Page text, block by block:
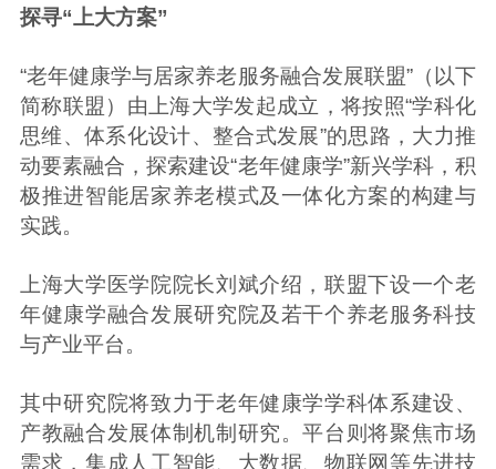
探寻“上大方案”
“老年健康学与居家养老服务融合发展联盟”（以下
简称联盟）由上海大学发起成立，将按照“学科化
思维、体系化设计、整合式发展”的思路，大力推
动要素融合，探索建设“老年健康学”新兴学科，积
极推进智能居家养老模式及一体化方案的构建与
实践。
上海大学医学院院长刘斌介绍，联盟下设一个老
年健康学融合发展研究院及若干个养老服务科技
与产业平台。
其中研究院将致力于老年健康学学科体系建设、
产教融合发展体制机制研究。平台则将聚焦市场
需求，集成人工智能、大数据、物联网等先进技